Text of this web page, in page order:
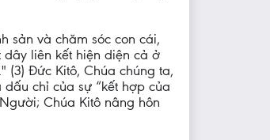
sản và chăm sóc con cái,
liên kết hiện diện cả ở
(3) Đức Kitô, Chúa chúng ta,
chỉ của sự “kết hợp của
Chúa Kitô nâng hôn